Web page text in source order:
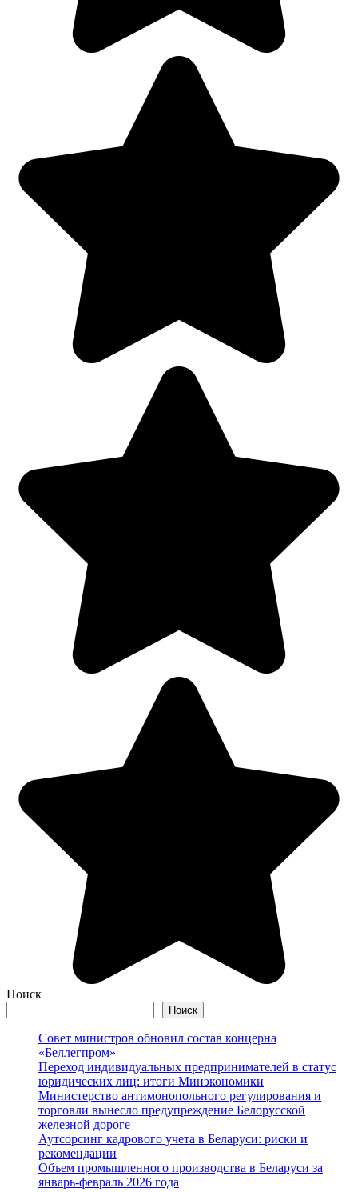
Поиск
Поиск
Совет министров обновил состав концерна
«Беллегпром»
Переход индивидуальных предпринимателей в статус
юридических лиц: итоги Минэкономики
Министерство антимонопольного регулирования и
торговли вынесло предупреждение Белорусской
железной дороге
Аутсорсинг кадрового учета в Беларуси: риски и
рекомендации
Объем промышленного производства в Беларуси за
январь-февраль 2026 года